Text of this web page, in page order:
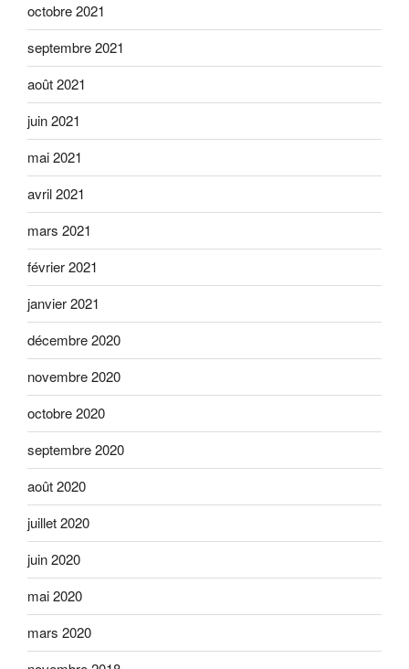
octobre 2021
septembre 2021
août 2021
juin 2021
mai 2021
avril 2021
mars 2021
février 2021
janvier 2021
décembre 2020
novembre 2020
octobre 2020
septembre 2020
août 2020
juillet 2020
juin 2020
mai 2020
mars 2020